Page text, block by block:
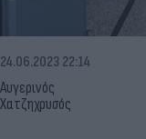
Αυγερινός
Χατζηχρυσός
24.06.2023 22:14